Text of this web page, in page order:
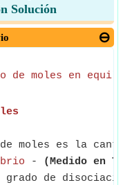
Solución
de moles en
moles es la
-
(Medido en
de